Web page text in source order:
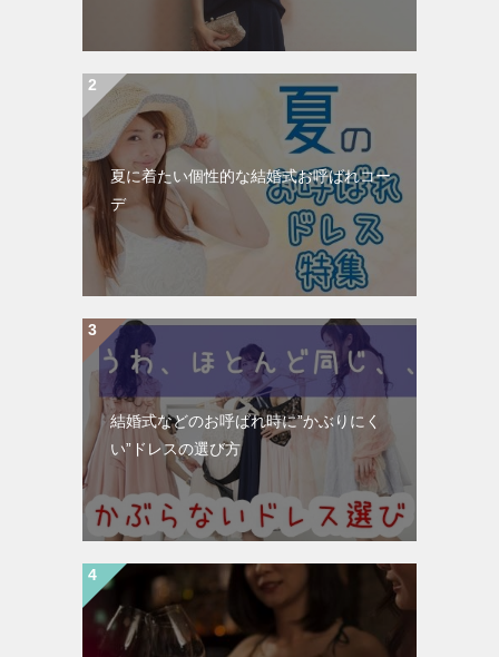
夏に着たい個性的な結婚式お呼ばれコー
デ
結婚式などのお呼ばれ時に”かぶりにく
い”ドレスの選び方